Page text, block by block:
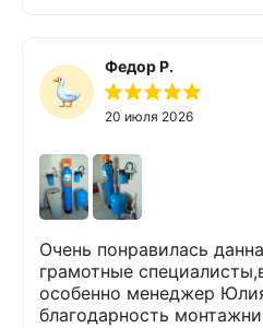
установили
благодарим за
довольны тем, что
Рекомендую всем эту
Федор Р.
20 июля 2026
Очень понравилась
грамотные
особенно менеджер
благодарность